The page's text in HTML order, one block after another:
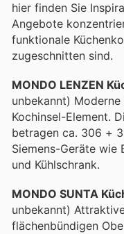
hier finden Sie
Angebote
funktionale
zugeschnitten sind.
MONDO LENZEN
unbekannt)
Kochinsel-Element.
betragen ca. 306 +
Siemens-Geräte wie
und Kühlschrank.
MONDO SUNTA
unbekannt)
flächenbündigen